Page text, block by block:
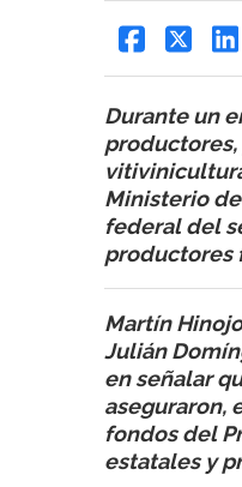
Durante un
Ministerio
federal del
productores
Martín
Julián
en señalar
aseguraron,
fondos del
estatales y